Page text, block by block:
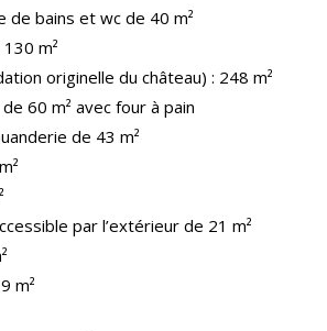
de bains et wc de 40 m²
m²
originelle du château) : 248 m²
60 m² avec four à pain
de 43 m²
par l’extérieur de 21 m²
m²